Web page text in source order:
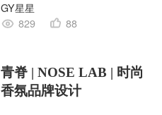
GY星星
829
88
青脊 | NOSE LAB | 时尚
香氛品牌设计